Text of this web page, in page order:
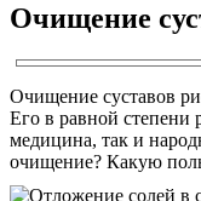
Очищение
Очищение суставов
Его в равной степени
медицина, так и
очищение? Какую